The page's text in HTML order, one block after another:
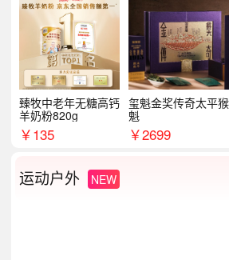
臻牧中老年无糖高钙
羊奶粉820g
￥135
玺魁金奖传奇太平猴
魁
￥2699
运动户外 NEW